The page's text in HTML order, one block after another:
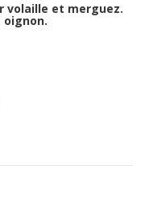
volaille et merguez.
oignon.